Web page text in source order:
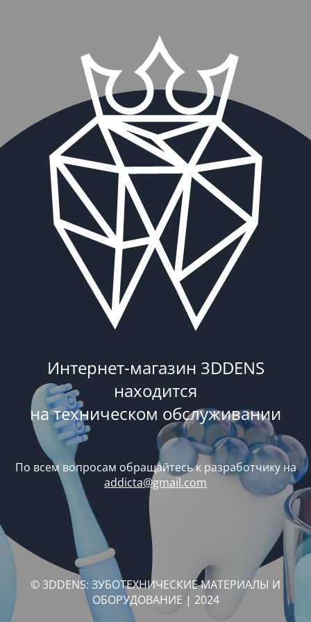
Интернет-магазин 3DDENS
находится
на техническом обслуживании
По всем вопросам обращайтесь к разработчику на
addicta@gmail.com
© 3DDENS: ЗУБОТЕХНИЧЕСКИЕ МАТЕРИАЛЫ И
ОБОРУДОВАНИЕ | 2024